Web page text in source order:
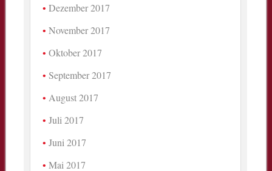
Dezember 2017
November 2017
Oktober 2017
September 2017
August 2017
Juli 2017
Juni 2017
Mai 2017